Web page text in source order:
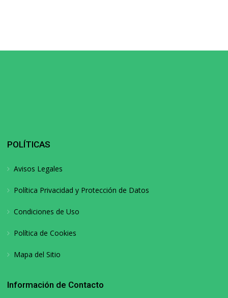
POLÍTICAS
Avisos Legales
Política Privacidad y Protección de Datos
Condiciones de Uso
Política de Cookies
Mapa del Sitio
Información de Contacto